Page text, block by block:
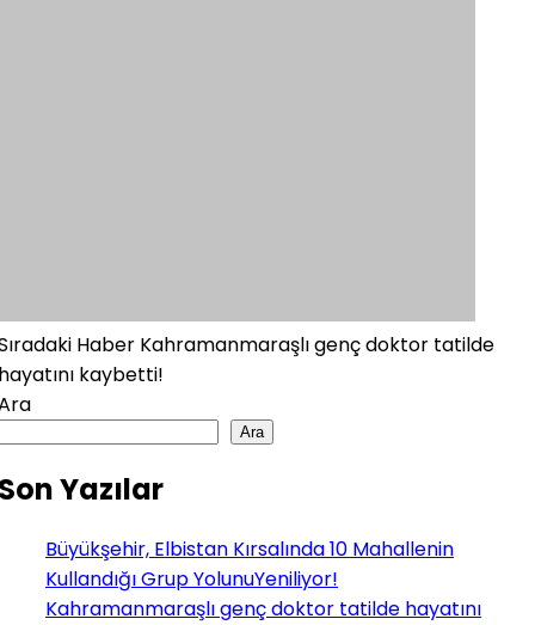
Haber Kahramanmaraşlı genç doktor tatilde
kaybetti!
Ara
Yazılar
Büyükşehir, Elbistan Kırsalında 10 Mahallenin
Kullandığı Grup YolunuYeniliyor!
Kahramanmaraşlı genç doktor tatilde hayatını